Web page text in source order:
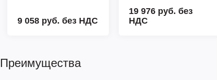
9 058 руб. без НДС
19 976 руб. без
НДС
Преимущества